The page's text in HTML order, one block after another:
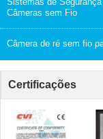
Câmeras sem Fio
Câmera de ré sem fio
Certificações